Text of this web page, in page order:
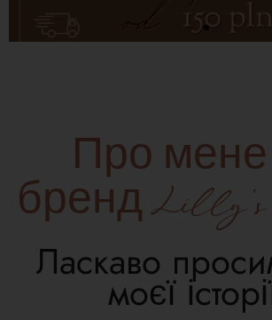
Про
бренд Lilly's
Ласкаво
моєї